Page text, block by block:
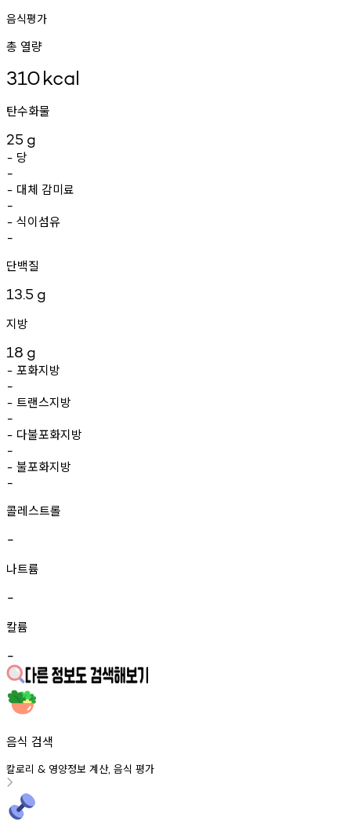
음식평가
총 열량
310kcal
탄수화물
25 g
- 당
-
- 대체 감미료
-
- 식이섬유
-
단백질
13.5 g
지방
18 g
- 포화지방
-
- 트랜스지방
-
- 다불포화지방
-
- 불포화지방
-
콜레스트롤
-
나트륨
-
칼륨
-
음식 검색
칼로리 & 영양정보 계산, 음식 평가